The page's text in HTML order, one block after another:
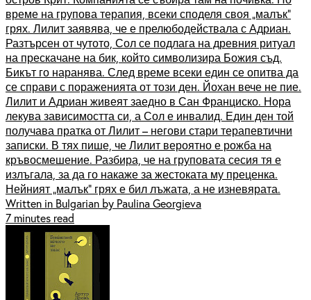
време на групова терапия, всеки споделя своя „малък“
грях. Лилит заявява, че е прелюбодействала с Адриан.
Разтърсен от чутото, Сол се подлага на древния ритуал
на прескачане на бик, който символизира Божия съд.
Бикът го наранява. След време всеки един се опитва да
се справи с пораженията от този ден. Йохан вече не пие.
Лилит и Адриан живеят заедно в Сан Франциско. Нора
лекува зависимостта си, а Сол е инвалид. Един ден той
получава пратка от Лилит – негови стари терапевтични
записки. В тях пише, че Лилит вероятно е рожба на
кръвосмешение. Разбира, че на груповата сесия тя е
излъгала, за да го накаже за жестоката му преценка.
Нейният „малък“ грях е бил лъжата, а не изневярата.
Written in Bulgarian by Paulina Georgieva
7 minutes read